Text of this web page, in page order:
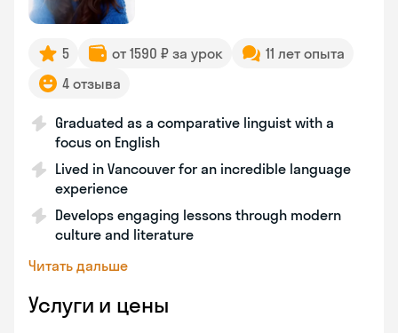
5 от 1590 ₽ за урок
11 лет опыта
4 отзыва
Graduated as a comparative linguist with a
focus on English
Lived in Vancouver for an incredible language
experience
Develops engaging lessons through modern
culture and literature
Читать дальше
Услуги и цены